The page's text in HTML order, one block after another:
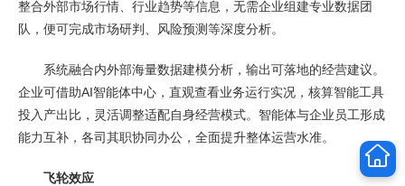
整合外部市场行情、行业趋势等信息，无需企业组建专业数据团
队，便可完成市场研判、风险预测等深度分析。
系统融合内外部海量数据建模分析，输出可落地的经营建议。
企业可借助AI智能体中心，直观查看业务运行实况，核算智能工具
投入产出比，灵活调整适配自身经营模式。智能体与企业员工形成
能力互补，各司其职协同办公，全面提升整体运营水准。
飞轮效应